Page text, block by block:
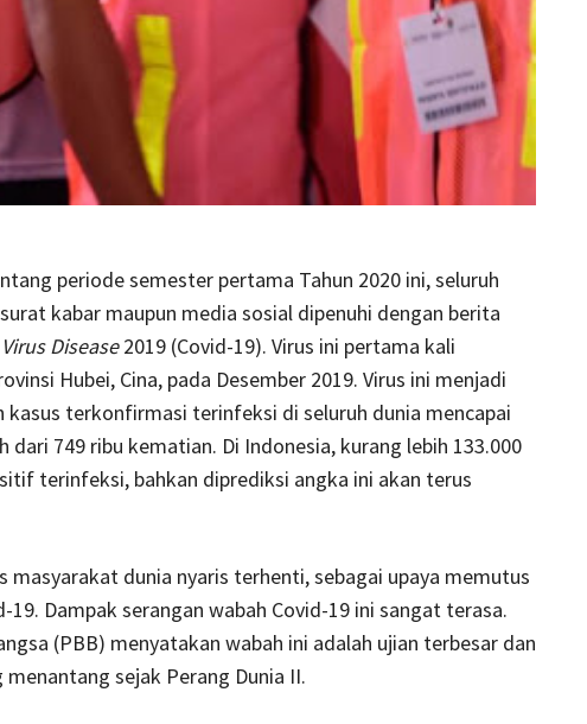
periode semester pertama Tahun 2020 ini, seluruh
kabar maupun media sosial dipenuhi dengan berita
Disease2019 (Covid-19). Virus ini pertama kali
Hubei, Cina, pada Desember 2019. Virus ini menjadi
kasus terkonfirmasi terinfeksi di seluruh dunia mencapai
dari 749 ribu kematian. Di Indonesia, kurang lebih 133.000
terinfeksi, bahkan diprediksi angka ini akan terus
masyarakat dunia nyaris terhenti, sebagai upaya memutus
19. Dampak serangan wabah Covid-19 ini sangat terasa.
(PBB) menyatakan wabah ini adalah ujian terbesar dan
sejak Perang Dunia II.